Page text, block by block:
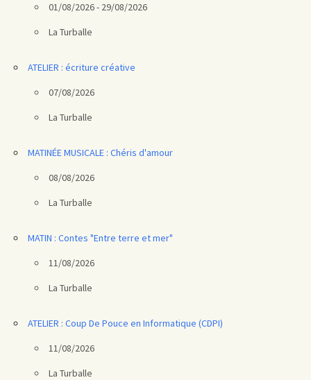
01/08/2026 - 29/08/2026
La Turballe
ATELIER : écriture créative
07/08/2026
La Turballe
MATINÉE MUSICALE : Chéris d'amour
08/08/2026
La Turballe
MATIN : Contes "Entre terre et mer"
11/08/2026
La Turballe
ATELIER : Coup De Pouce en Informatique (CDPI)
11/08/2026
La Turballe